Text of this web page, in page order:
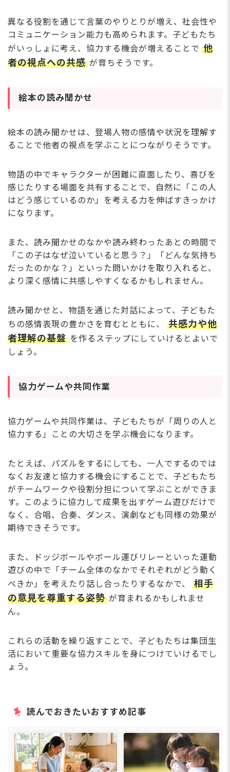
異なる役割を通じて言葉のやりとりが増え、社会性や
コミュニケーション能力も高められます。子どもたち
がいっしょに考え、協力する機会が増えることで 他
者の視点への共感 が育ちそうです。
絵本の読み聞かせ
絵本の読み聞かせは、登場人物の感情や状況を理解す
ることで他者の視点を学ぶことにつながりそうです。
物語の中でキャラクターが困難に直面したり、喜びを
感じたりする場面を共有することで、自然に「この人
はどう感じているのか」を考える力を伸ばすきっかけ
になります。
また、読み聞かせのなかや読み終わったあとの時間で
「この子はなぜ泣いていると思う？」「どんな気持ち
だったのかな？」といった問いかけを取り入れると、
より深く感情に共感しやすくなるかもしれません。
読み聞かせと、物語を通じた対話によって、子どもた
ちの感情表現の豊かさを育むとともに、
共感力や他
者理解の基盤 を作るステップにしていけるとよいで
しょう。
協力ゲームや共同作業
協力ゲームや共同作業は、子どもたちが「周りの人と
協力する」ことの大切さを学ぶ機会になります。
たとえば、パズルをするにしても、一人でするのでは
なくお友達と協力する機会にすることで、子どもたち
がチームワークや役割分担について学ぶことができま
す。このように協力して成果を出すゲーム遊びだけで
なく、合唱、合奏、ダンス、演劇なども同様の効果が
期待できそうです。
また、ドッジボールやボール運びリレーといった運動
遊びの中で「チーム全体のなかでそれぞれがどう動く
べきか」を考えたり話し合ったりするなかで、
相手
の意見を尊重する姿勢 が育まれるかもしれませ
ん。
これらの活動を繰り返すことで、子どもたちは集団生
活において重要な協力スキルを身につけていけるでし
ょう。
読んでおきたいおすすめ記事